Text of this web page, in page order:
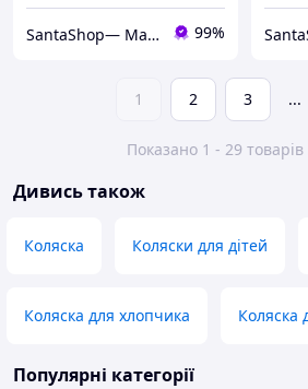
SantaShop— Магазин дитячих іграшок 99%
1 2 3 ...
Показано 1 - 29 товарів
Дивись також
Коляска Коляски для дітей
Коляска для хлопчика Коляска
Популярні категорії